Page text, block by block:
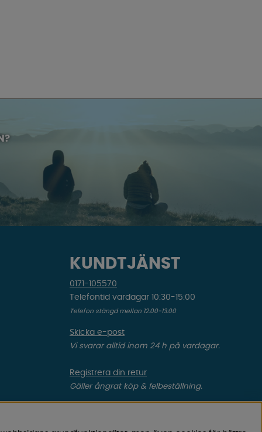
KUNDTJÄNST
0171-105570
Telefontid vardagar 10:30-15:00
Telefon stängd mellan 12:00-13:00
Skicka e-post
Vi svarar alltid inom 24 h på vardagar.
Registrera din retur
Gäller ångrat köp & felbeställning.